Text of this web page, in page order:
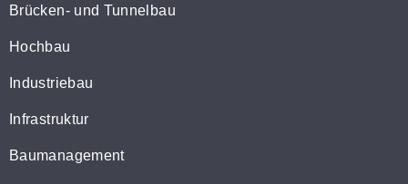
Brücken- und Tunnelbau
Hochbau
Industriebau
Infrastruktur
Baumanagement